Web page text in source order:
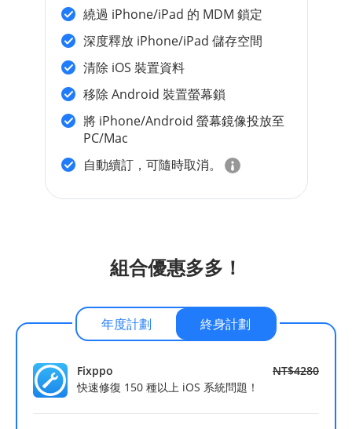
繞過 iPhone/iPad 的 MDM 鎖定
深度釋放 iPhone/iPad 儲存空間
清除 iOS 裝置資料
移除 Android 裝置螢幕鎖
將 iPhone/Android 螢幕鏡像投放至
PC/Mac
自動續訂，可隨時取消。
組合優惠多多！
年度計劃 終身計劃
Fixppo
快速修復 150 種以上 iOS 系統問題！
NT$4280